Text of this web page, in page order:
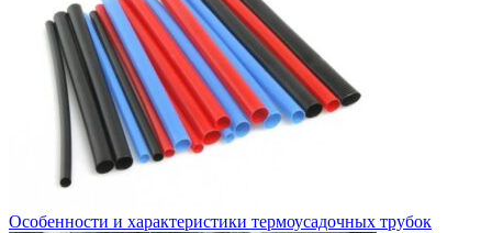
Особенности и характеристики термоусадочных трубок